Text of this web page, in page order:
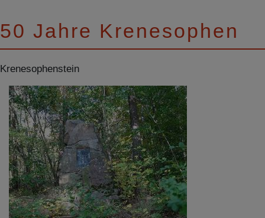
50 Jahre Krenesophen
Krenesophenstein